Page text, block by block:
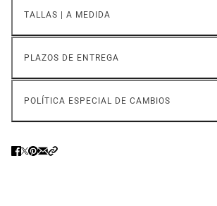
TALLAS | A MEDIDA
PLAZOS DE ENTREGA
POLÍTICA ESPECIAL DE CAMBIOS